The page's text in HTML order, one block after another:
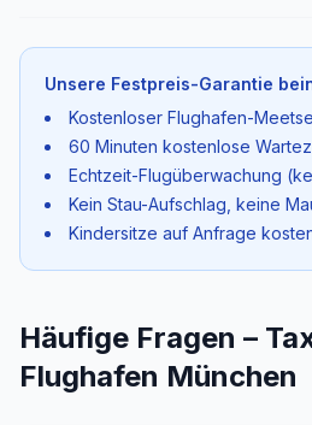
Unsere Festpreis-Garantie
Kostenloser Flughafen-
60 Minuten kostenlose
Echtzeit-Flugüberwachung
Kein Stau-Aufschlag, keine
Kindersitze auf Anfrage
Häufige Fragen –
Flughafen München